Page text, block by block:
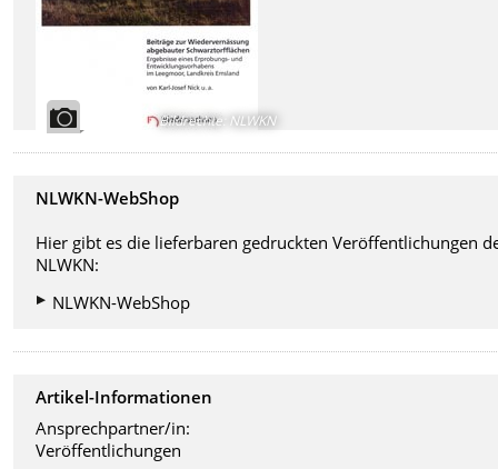
Bildrechte: NLWKN
NLWKN-WebShop
Hier gibt es die lieferbaren gedruckten Veröffentlichungen
NLWKN:
NLWKN-WebShop
Artikel-Informationen
Ansprechpartner/in:
Veröffentlichungen